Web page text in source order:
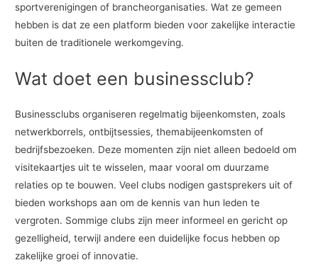
sportverenigingen of brancheorganisaties. Wat ze gemeen
hebben is dat ze een platform bieden voor zakelijke interactie
buiten de traditionele werkomgeving.
Wat doet een businessclub?
Businessclubs organiseren regelmatig bijeenkomsten, zoals
netwerkborrels, ontbijtsessies, themabijeenkomsten of
bedrijfsbezoeken. Deze momenten zijn niet alleen bedoeld om
visitekaartjes uit te wisselen, maar vooral om duurzame
relaties op te bouwen. Veel clubs nodigen gastsprekers uit of
bieden workshops aan om de kennis van hun leden te
vergroten. Sommige clubs zijn meer informeel en gericht op
gezelligheid, terwijl andere een duidelijke focus hebben op
zakelijke groei of innovatie.